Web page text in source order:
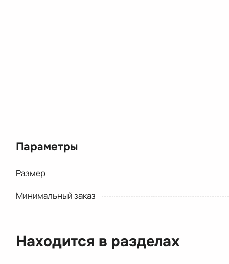
Параметры
Размер
Минимальный заказ
Находится в разделах